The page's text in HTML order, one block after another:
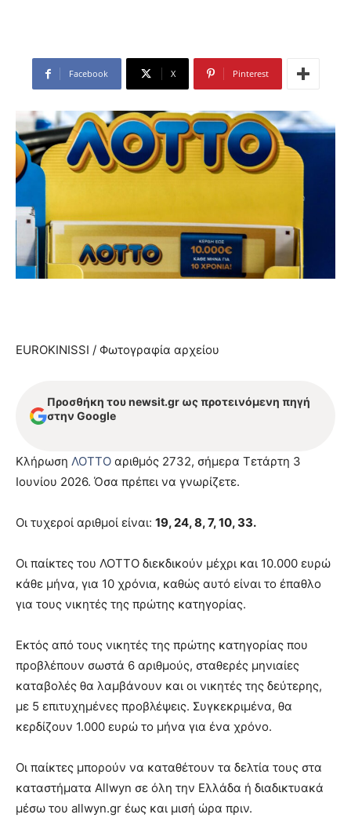
Facebook X Pinterest
EUROKINISSI / Φωτογραφία αρχείου
Προσθήκη του newsit.gr ως προτεινόμενη πηγή
στην Google
Κλήρωση ΛΟΤΤΟ αριθμός 2732, σήμερα Τετάρτη 3
Ιουνίου 2026. Όσα πρέπει να γνωρίζετε.
Οι τυχεροί αριθμοί είναι: 19, 24, 8, 7, 10, 33.
Οι παίκτες του ΛΟΤΤΟ διεκδικούν μέχρι και 10.000 ευρώ
κάθε μήνα, για 10 χρόνια, καθώς αυτό είναι το έπαθλο
για τους νικητές της πρώτης κατηγορίας.
Εκτός από τους νικητές της πρώτης κατηγορίας που
προβλέπουν σωστά 6 αριθμούς, σταθερές μηνιαίες
καταβολές θα λαμβάνουν και οι νικητές της δεύτερης,
με 5 επιτυχημένες προβλέψεις. Συγκεκριμένα, θα
κερδίζουν 1.000 ευρώ το μήνα για ένα χρόνο.
Οι παίκτες μπορούν να καταθέτουν τα δελτία τους στα
καταστήματα Allwyn σε όλη την Ελλάδα ή διαδικτυακά
μέσω του allwyn.gr έως και μισή ώρα πριν.